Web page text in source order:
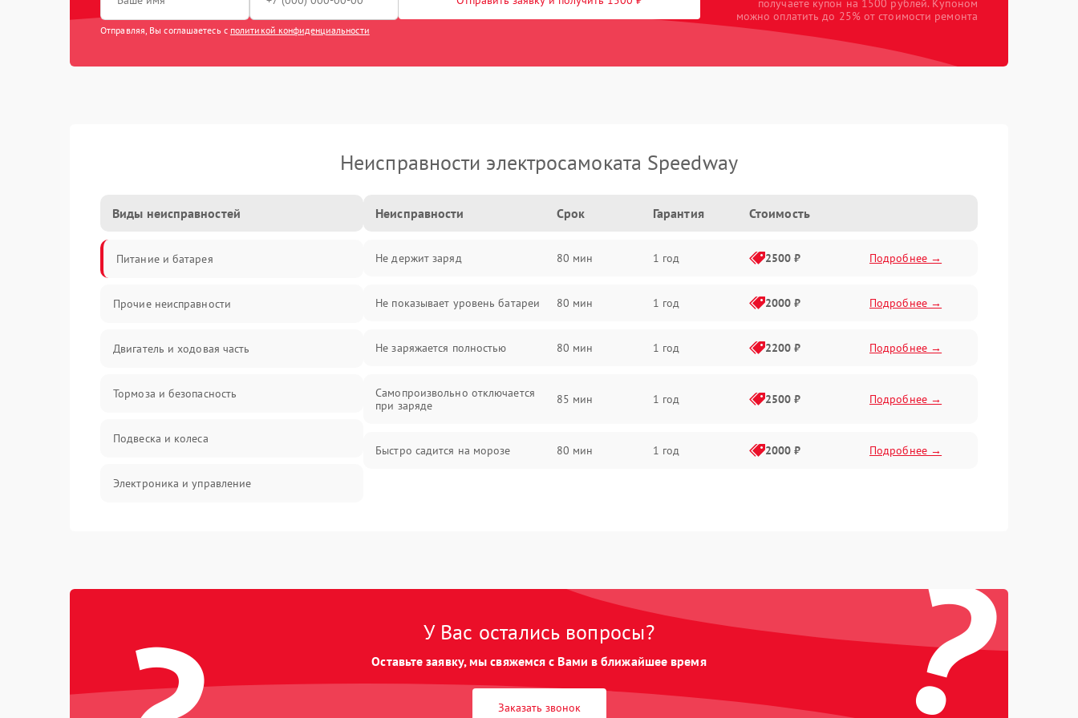
Отправляя, Вы соглашаетесь с политикой конфиденциальности
получаете купон на 1500 рублей. Купоном
можно оплатить до 25% от стоимости ремонта
Неисправности электросамоката Speedway
Виды неисправностей
Питание и батарея
Прочие неисправности
Двигатель и ходовая часть
Тормоза и безопасность
Подвеска и колеса
Электроника и управление
Батарея
Механические повреждения
Неисправности Срок Гарантия Стоимость
Не держит заряд 80 мин 1 год 2500 ₽ Подробнее →
Не показывает уровень батареи 80 мин 1 год 2000 ₽ Подробнее →
Не заряжается полностью 80 мин 1 год 2200 ₽ Подробнее →
Самопроизвольно отключается
при заряде
85 мин 1 год 2500 ₽ Подробнее →
Быстро садится на морозе 80 мин 1 год 2000 ₽ Подробнее →
?
У Вас остались вопросы?
Оставьте заявку, мы свяжемся с Вами в ближайшее время
Заказать звонок